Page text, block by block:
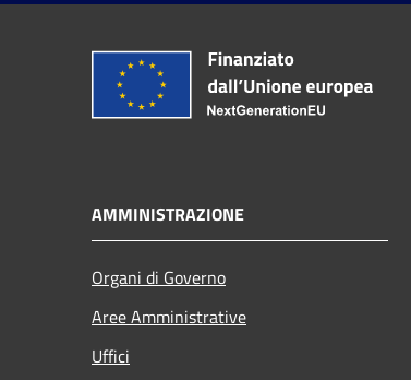
AMMINISTRAZIONE
Organi di Governo
Aree Amministrative
Uffici